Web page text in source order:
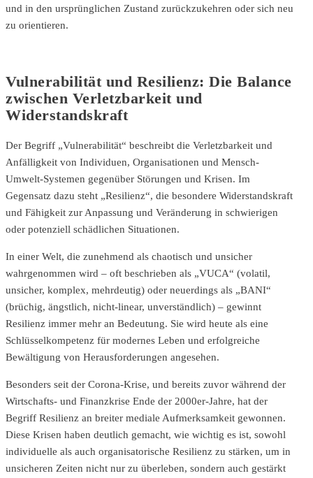
und in den ursprünglichen Zustand zurückzukehren oder sich neu
zu orientieren.
Vulnerabilität und Resilienz: Die Balance
zwischen Verletzbarkeit und
Widerstandskraft
Der Begriff „Vulnerabilität“ beschreibt die Verletzbarkeit und
Anfälligkeit von Individuen, Organisationen und Mensch-
Umwelt-Systemen gegenüber Störungen und Krisen. Im
Gegensatz dazu steht „Resilienz“, die besondere Widerstandskraft
und Fähigkeit zur Anpassung und Veränderung in schwierigen
oder potenziell schädlichen Situationen.
In einer Welt, die zunehmend als chaotisch und unsicher
wahrgenommen wird – oft beschrieben als „VUCA“ (volatil,
unsicher, komplex, mehrdeutig) oder neuerdings als „BANI“
(brüchig, ängstlich, nicht-linear, unverständlich) – gewinnt
Resilienz immer mehr an Bedeutung. Sie wird heute als eine
Schlüsselkompetenz für modernes Leben und erfolgreiche
Bewältigung von Herausforderungen angesehen.
Besonders seit der Corona-Krise, und bereits zuvor während der
Wirtschafts- und Finanzkrise Ende der 2000er-Jahre, hat der
Begriff Resilienz an breiter mediale Aufmerksamkeit gewonnen.
Diese Krisen haben deutlich gemacht, wie wichtig es ist, sowohl
individuelle als auch organisatorische Resilienz zu stärken, um in
unsicheren Zeiten nicht nur zu überleben, sondern auch gestärkt